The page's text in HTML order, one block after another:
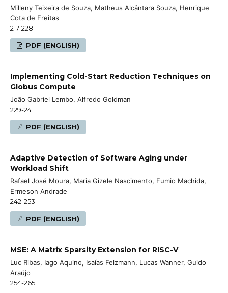
Milleny Teixeira de Souza, Matheus Alcântara Souza, Henrique
Cota de Freitas
217-228
PDF (ENGLISH)
Implementing Cold-Start Reduction Techniques on
Globus Compute
João Gabriel Lembo, Alfredo Goldman
229-241
PDF (ENGLISH)
Adaptive Detection of Software Aging under
Workload Shift
Rafael José Moura, Maria Gizele Nascimento, Fumio Machida,
Ermeson Andrade
242-253
PDF (ENGLISH)
MSE: A Matrix Sparsity Extension for RISC-V
Luc Ribas, Iago Aquino, Isaías Felzmann, Lucas Wanner, Guido
Araújo
254-265